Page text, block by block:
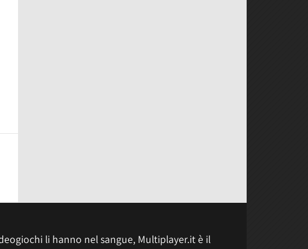
li hanno nel sangue, Multiplayer.it è il